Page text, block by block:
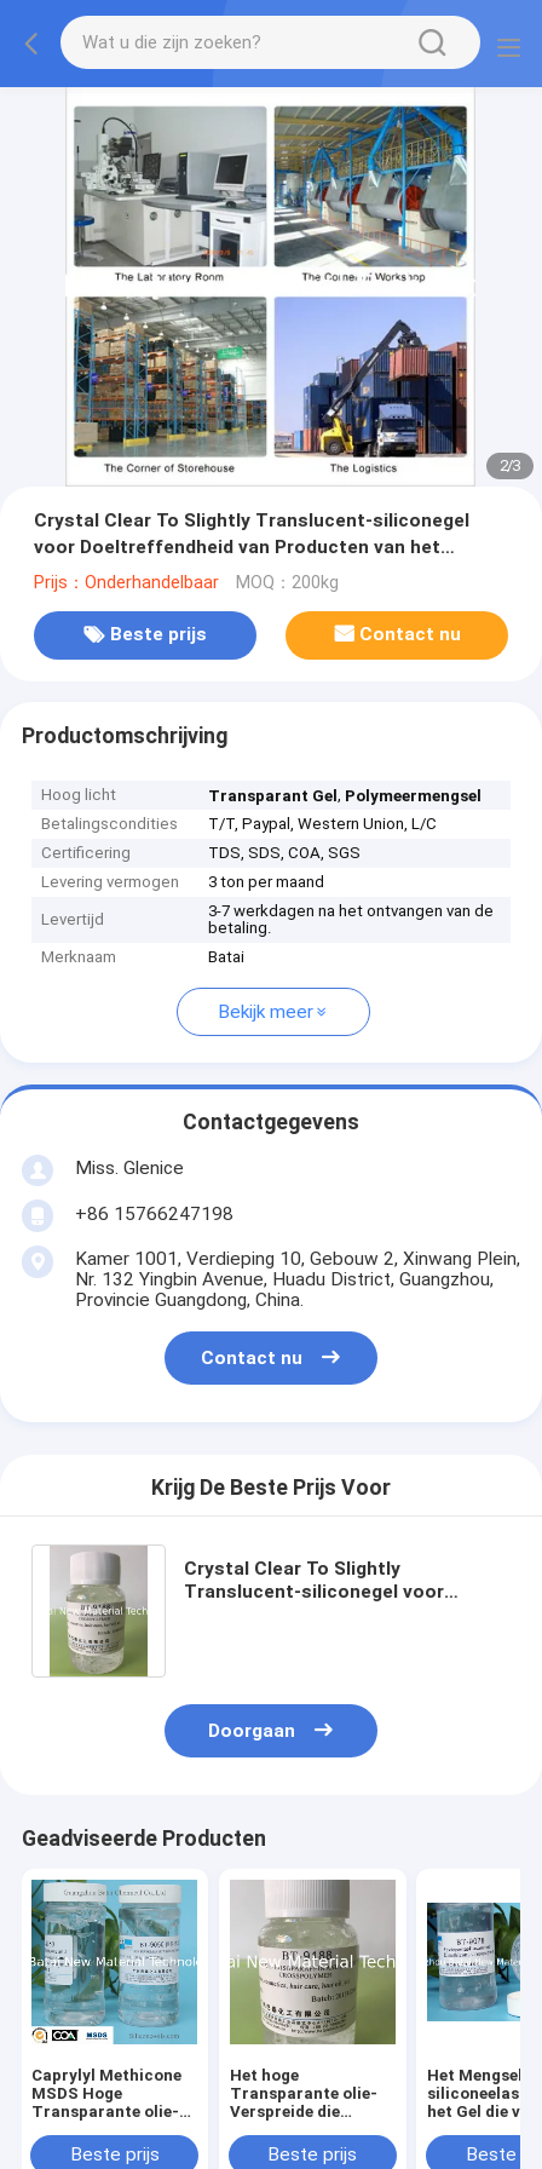
2/3
Crystal Clear To Slightly Translucent-siliconegel
voor Doeltreffendheid van Producten van het
Behandelen van Rimpel BT-9188
Prijs：Onderhandelbaar MOQ：200kg
Beste prijs Contact nu
Productomschrijving
Hoog licht Transparant Gel, Polymeermengsel
Betalingscondities
T/T, Paypal, Western Union, L/C
Certificering
TDS, SDS, COA, SGS
Levering vermogen
3 ton per maand
Levertijd
3-7 werkdagen na het ontvangen van de
betaling.
Merknaam
Batai
Bekijk meer
Contactgegevens
Miss. Glenice
+86 15766247198
Kamer 1001, Verdieping 10, Gebouw 2, Xinwang Plein,
Nr. 132 Yingbin Avenue, Huadu District, Guangzhou,
Provincie Guangdong, China.
Contact nu
Krijg De Beste Prijs Voor
Crystal Clear To Slightly
Translucent-siliconegel voor
Doorgaan
Geadviseerde Producten
Caprylyl Methicone
MSDS Hoge
Transparante olie-
Toegepaste in wezen
Beste prijs
Het hoge
Transparante olie-
Verspreide die
siliconeelastomeer
Beste prijs
Het Mengsel
het Gel die
Beste